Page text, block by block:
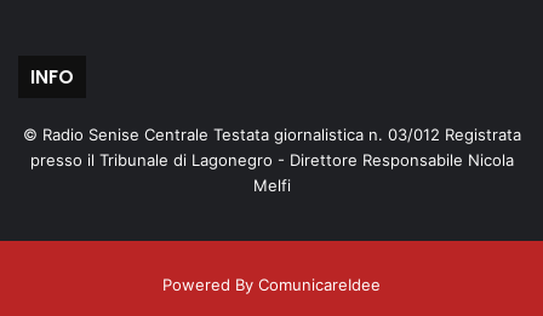
INFO
© Radio Senise Centrale Testata giornalistica n. 03/012 Registrata
presso il Tribunale di Lagonegro - Direttore Responsabile Nicola
Melfi
Powered By ComunicareIdee